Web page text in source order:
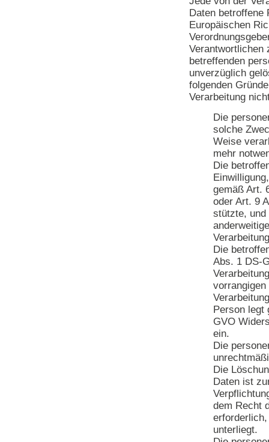
Daten betroffene
Europäischen
Verantwortlichen
betreffenden
unverzüglich
folgenden
Verarbeitung
Die
solche
Weise
mehr
Die
gemäß Art.
oder Art. 9
stützte, und
Die
Abs. 1 DS-
Person legt
GVO
ein.
Die
Die
Daten ist
dem Recht
unterliegt.